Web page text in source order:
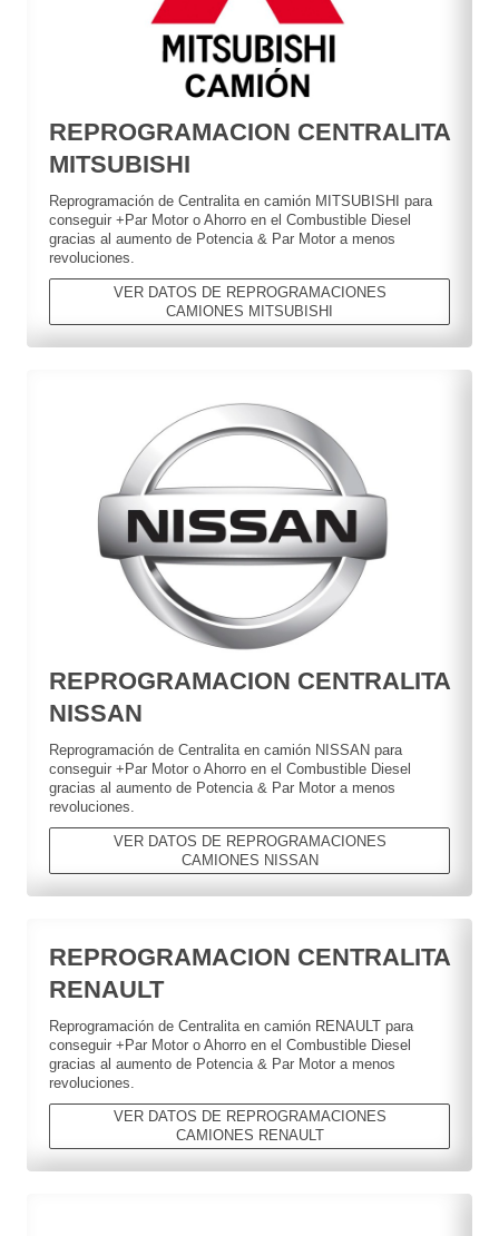
REPROGRAMACION CENTRALITA
MITSUBISHI
Reprogramación de Centralita en camión MITSUBISHI para
conseguir +Par Motor o Ahorro en el Combustible Diesel
gracias al aumento de Potencia & Par Motor a menos
revoluciones.
VER DATOS DE REPROGRAMACIONES
CAMIONES MITSUBISHI
REPROGRAMACION CENTRALITA
NISSAN
Reprogramación de Centralita en camión NISSAN para
conseguir +Par Motor o Ahorro en el Combustible Diesel
gracias al aumento de Potencia & Par Motor a menos
revoluciones.
VER DATOS DE REPROGRAMACIONES
CAMIONES NISSAN
REPROGRAMACION CENTRALITA
RENAULT
Reprogramación de Centralita en camión RENAULT para
conseguir +Par Motor o Ahorro en el Combustible Diesel
gracias al aumento de Potencia & Par Motor a menos
revoluciones.
VER DATOS DE REPROGRAMACIONES
CAMIONES RENAULT